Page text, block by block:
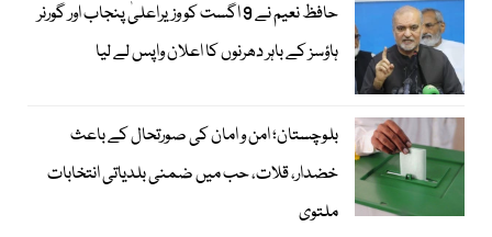
حافظ نعیم نے 9 اگست کو وزیراعلیٰ پنجاب اور گورنر
ہاؤسز کے باہر دھرنوں کا اعلان واپس لے لیا
بلوچستان؛ امن و امان کی صورتحال کے باعث
خضدار، قلات، حب میں ضمنی بلدیاتی انتخابات
ملتوی